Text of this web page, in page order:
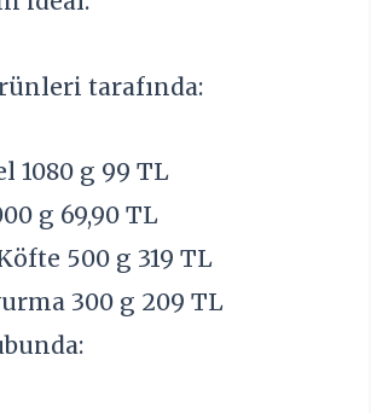
tarafında:
1080 g 99 TL
g 69,90 TL
500 g 319 TL
300 g 209 TL